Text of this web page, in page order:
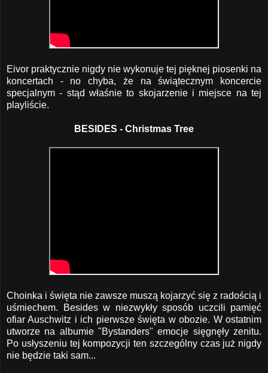
Eivor praktycznie nigdy nie wykonuje tej pięknej piosenki na
koncertach - no chyba, że na świątecznym koncercie
specjalnym - stąd właśnie to skojarzenie i miejsce na tej
playliście.
BESIDES - Christmas Tree
Choinka i święta nie zawsze muszą kojarzyć się z radością i
uśmiechem. Besides w niezwykły sposób uczcili pamięć
ofiar Auschwitz i ich pierwsze święta w obozie. W ostatnim
utworze na albumie "Bystanders" emocje sięgnęły zenitu.
Po usłyszeniu tej kompozycji ten szczególny czas już nigdy
nie będzie taki sam...